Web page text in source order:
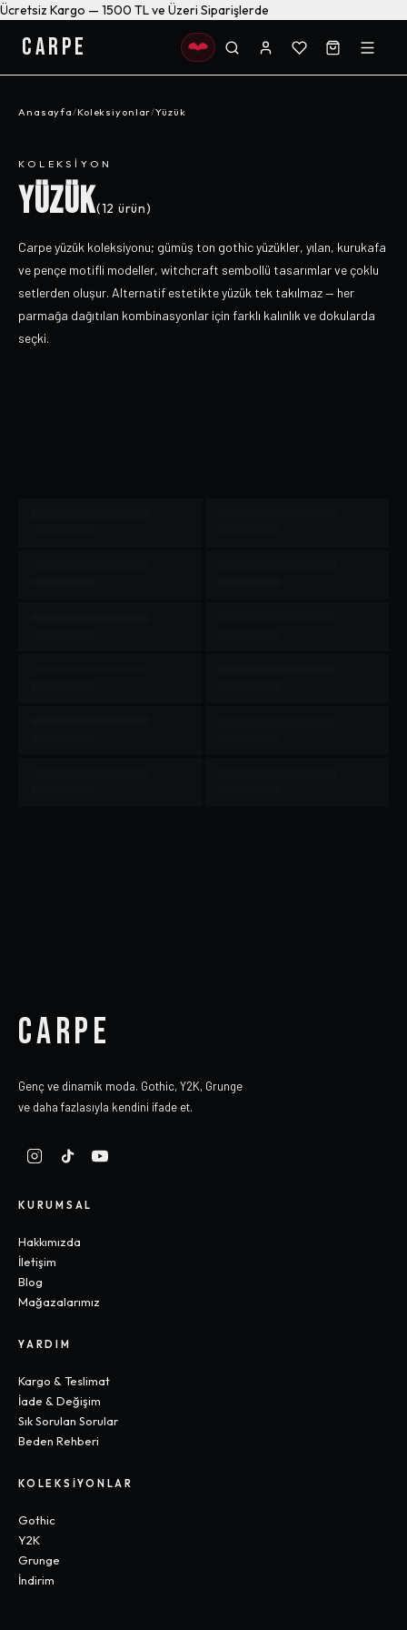
Ücretsiz Kargo — 1500 TL ve Üzeri Siparişlerde
CARPE
Anasayfa/Koleksiyonlar/Yüzük
KOLEKSIYON
YÜZÜK(12 ürün)
Carpe yüzük koleksiyonu; gümüş ton gothic yüzükler, yılan, kurukafa
ve pençe motifli modeller, witchcraft sembollü tasarımlar ve çoklu
setlerden oluşur. Alternatif estetikte yüzük tek takılmaz — her
parmağa dağıtılan kombinasyonlar için farklı kalınlık ve dokularda
seçki.
CARPE
Genç ve dinamik moda. Gothic, Y2K, Grunge
ve daha fazlasıyla kendini ifade et.
KURUMSAL
Hakkımızda
İletişim
Blog
Mağazalarımız
YARDIM
Kargo & Teslimat
İade & Değişim
Sık Sorulan Sorular
Beden Rehberi
KOLEKSIYONLAR
Gothic
Y2K
Grunge
İndirim